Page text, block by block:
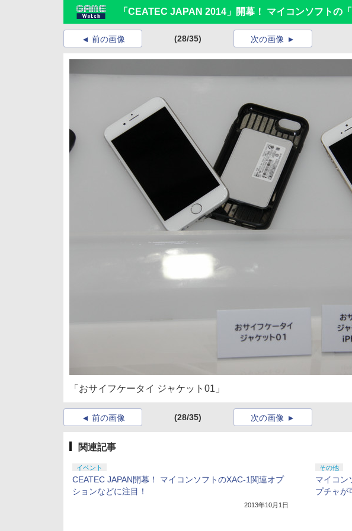
「CEATEC JAPAN 2014」開幕！ マイコンソフトの
前の画像 (28/35) 次の画像
「おサイフケータイ ジャケット01」
前の画像 (28/35) 次の画像
関連記事
イベント
CEATEC JAPAN開幕！ マイコンソフトのXAC-1関連オプ
ションなどに注目！
2013年10月1日
その他
マイコン
プチャが